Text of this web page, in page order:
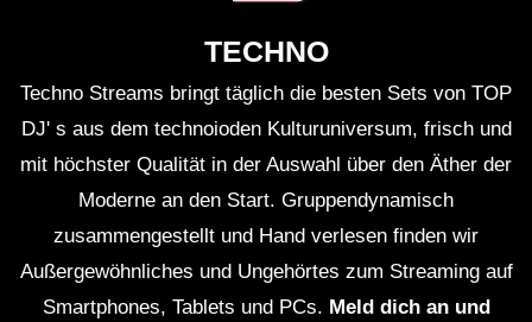
TECHNO
Techno Streams bringt täglich die besten Sets von TOP
DJ' s aus dem technoioden Kulturuniversum, frisch und
mit höchster Qualität in der Auswahl über den Äther der
Moderne an den Start. Gruppendynamisch
zusammengestellt und Hand verlesen finden wir
Außergewöhnliches und Ungehörtes zum Streaming auf
Smartphones, Tablets und PCs. Meld dich an und